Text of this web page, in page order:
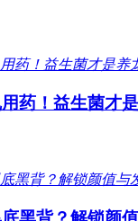
药！益生菌才